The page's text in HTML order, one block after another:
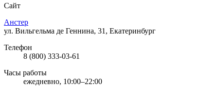
Сайт
Анстер
ул. Вильгельма де Геннина, 31, Екатеринбург
Телефон
8 (800) 333-03-61
Часы работы
ежедневно, 10:00–22:00